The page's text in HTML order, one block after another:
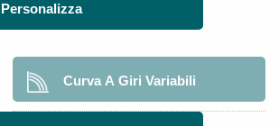
Personalizza
Curva A Giri Variabili